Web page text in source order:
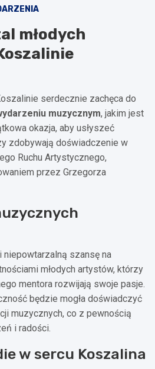
młodych
serdecznie zachęca do
muzycznym, jakim jest
okazja, aby usłyszeć
zdobywają doświadczenie w
Ruchu Artystycznego,
przez Grzegorza
szansę na
młodych artystów, którzy
mentora rozwijają swoje pasje.
będzie mogła doświadczyć
muzycznych, co z pewnością
i radości.
w sercu Koszalina